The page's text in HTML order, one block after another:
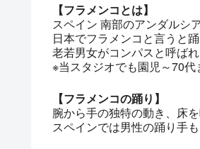
【フラメンコとは】
スペイン 南部のアンダルシ
日本でフラメンコと言うと
老若男女がコンパスと呼ば
※当スタジオでも園児～70代
【フラメンコの踊り】
腕から手の独特の動き、床
スペインでは男性の踊り手も